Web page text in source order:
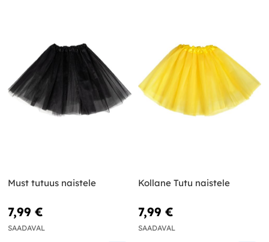
Must tutuus naistele
7,99 €
SAADAVAL
Kollane Tutu naistele
7,99 €
SAADAVAL